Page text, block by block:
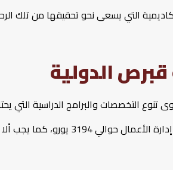
التي يسعى نحو تحقيقها من تلك
الدولية
التخصصات والبرامج الدراسية التي
إليها سوق العمل العالمي، بحيث تبلغ تكاليف الدراسة في جامعة قبرص الدولية لبرنامج إدارة الأعمال حوالي 3194 يورو، كما يجب ألا